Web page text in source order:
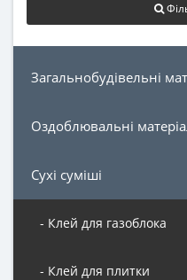
Загальнобудівельні
Оздоблювальні
Сухі суміші
- Клей для газоблока
- Клей для плитки